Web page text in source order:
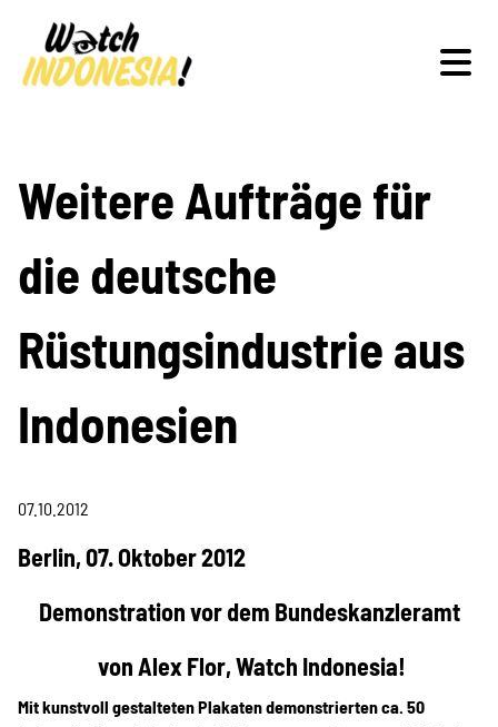
Schwerpunkte
Veranstaltungen
Publikationen
Kampagne
Weitere Aufträge für
die deutsche
Rüstungsindustrie aus
Indonesien
07.10.2012
Berlin, 07. Oktober 2012
Demonstration vor dem Bundeskanzleramt
von Alex Flor, Watch Indonesia!
Mit kunstvoll gestalteten Plakaten demonstrierten ca. 50